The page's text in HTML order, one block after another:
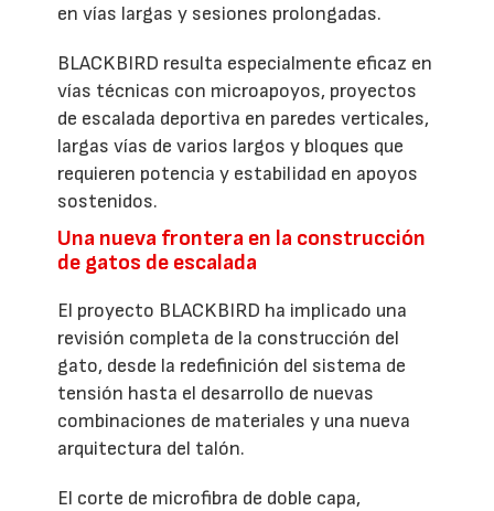
en vías largas y sesiones prolongadas.
BLACKBIRD resulta especialmente eficaz en
vías técnicas con microapoyos, proyectos
de escalada deportiva en paredes verticales,
largas vías de varios largos y bloques que
requieren potencia y estabilidad en apoyos
sostenidos.
Una nueva frontera en la construcción
de gatos de escalada
El proyecto BLACKBIRD ha implicado una
revisión completa de la construcción del
gato, desde la redefinición del sistema de
tensión hasta el desarrollo de nuevas
combinaciones de materiales y una nueva
arquitectura del talón.
El corte de microfibra de doble capa,